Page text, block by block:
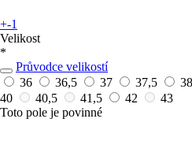
+-1
Velikost
*
Průvodce velikostí
36
36,5 37 37,5 38
40
40,5 41,5 42
43
Toto pole je povinné